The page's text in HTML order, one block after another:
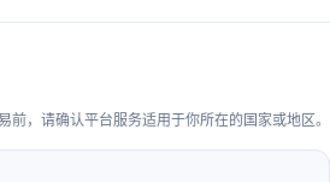
前，请确认平台服务适用于你所在的国家或地区。